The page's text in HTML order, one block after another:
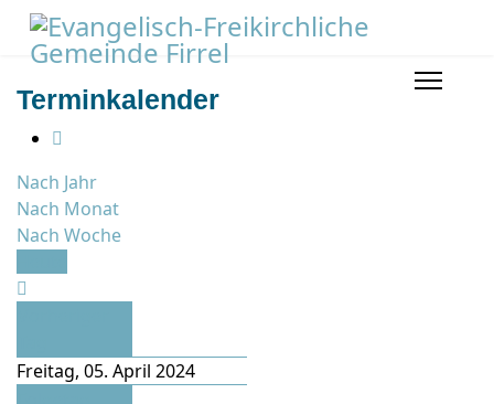
Terminkalender
Nach Jahr
Nach Monat
Nach Woche
Freitag, 05. April 2024